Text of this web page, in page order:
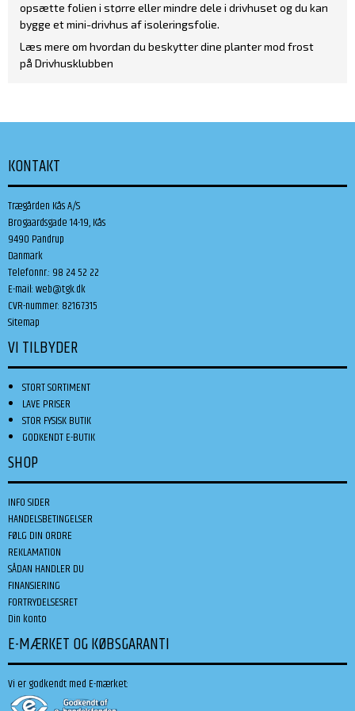
opsætte folien i større eller mindre dele i drivhuset og du kan
bygge et mini-drivhus af isoleringsfolie.
Læs mere om hvordan du beskytter dine planter mod frost
på Drivhusklubben
KONTAKT
Trægården Kås A/S
Brogaardsgade 14-19, Kås
9490 Pandrup
Danmark
Telefonnr.: 98 24 52 22
E-mail:web@tgk.dk
CVR-nummer: 82167315
Sitemap
VI TILBYDER
STORT SORTIMENT
LAVE PRISER
STOR FYSISK BUTIK
GODKENDT E-BUTIK
SHOP
INFO SIDER
HANDELSBETINGELSER
FØLG DIN ORDRE
REKLAMATION
SÅDAN HANDLER DU
FINANSIERING
FORTRYDELSESRET
Din konto
E-MÆRKET OG KØBSGARANTI
Vi er godkendt med E-mærket: